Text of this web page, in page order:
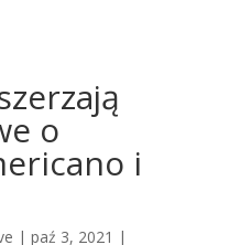
o
i
| paź 3, 2021 |